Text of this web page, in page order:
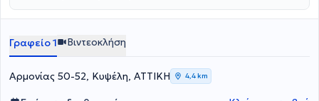
συνδυασμό με την Συνθετική Ψυχοθεραπεία, αποτελούν
Έχει ολοκληρώσει τις σπουδές της με
Συμβουλευτική και Ψυχολογία αλλά και στην Κλινική Ύπνωση στο
ΟΛΟΝ Education - ΚΔΒΜ1, Ινστιτούτο Ακαδημαϊκών και
Επαγγελματικών Σπουδών. Επιπλέον, κατέχει με
Graduate Diploma in Integrative Psychotherapy από το Amsterdam
Γραφείο 1 Βιντεοκλήση
Αρμονίας 50-52, Κυψέλη, ΑΤΤΙΚΗ 4,4 km